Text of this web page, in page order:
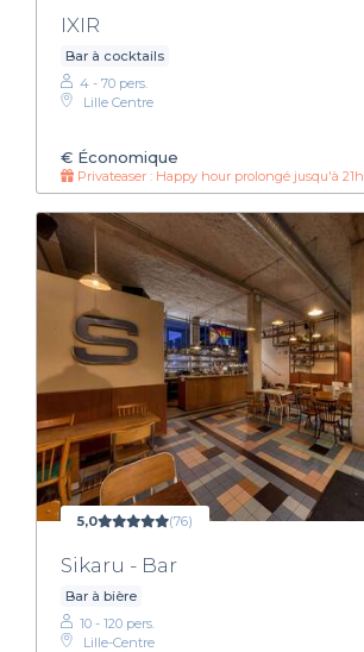
IXIR
Bar à cocktails
4 - 70 pers.
Lille Centre
€ Économique
Privateaser : Happy hour prolongé jusqu'à 21h
5,0 (76)
Sikaru - Bar
Bar à bière
10 - 120 pers.
Lille-Centre